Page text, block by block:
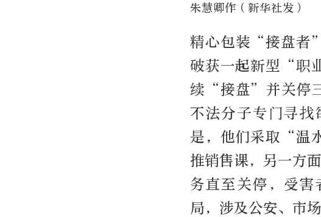
朱慧卿作（新华社发）
精心包装“接盘者
破获一起新型“职
续“接盘”并关停
不法分子专门寻
是，他们采取“温
推销售课，另一方
务直至关停，受
局，涉及公安、市